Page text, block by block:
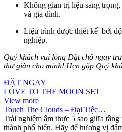
Không gian trị liệu sang
và gia đình.
Liệu trình được thiết kế bởi
nghiệp.
Quý khách vui lòng Đặt chỗ ngay
thư giãn cho mình! Hẹn gặp Quý
ĐẶT NGAY
LOVE TO THE MOON SET
View more
Touch The Clouds – Đại Tiệc…
Trải nghiệm ẩm thực 5 sao giữa tầng
thành phố biển. Hãy để hương vị